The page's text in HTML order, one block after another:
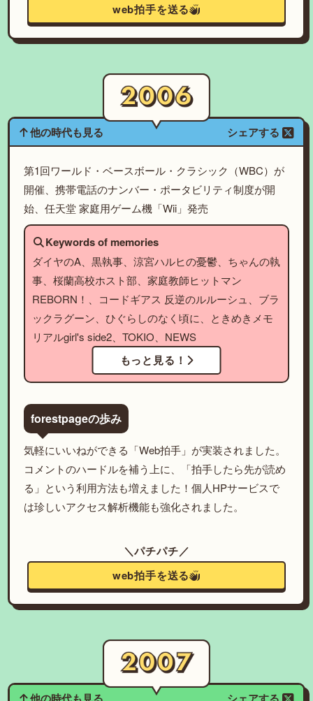
web拍手を送る
他の時代も見る シェアする
第1回ワールド・ベースボール・クラシック（WBC）が
開催、携帯電話のナンバー・ポータビリティ制度が開
始、任天堂 家庭用ゲーム機「Wii」発売
Keywords of memories
ダイヤのA、黒執事、涼宮ハルヒの憂鬱、ちゃんの執
事、桜蘭高校ホスト部、家庭教師ヒットマン
REBORN！、コードギアス 反逆のルルーシュ、ブラ
ックラグーン、ひぐらしのなく頃に、ときめきメモ
リアルgirl's side2、TOKIO、NEWS
もっと見る！
forestpageの歩み
気軽にいいねができる「Web拍手」が実装されました。
コメントのハードルを補う上に、「拍手したら先が読め
る」という利用方法も増えました！個人HPサービスで
は珍しいアクセス解析機能も強化されました。
＼パチパチ／
web拍手を送る